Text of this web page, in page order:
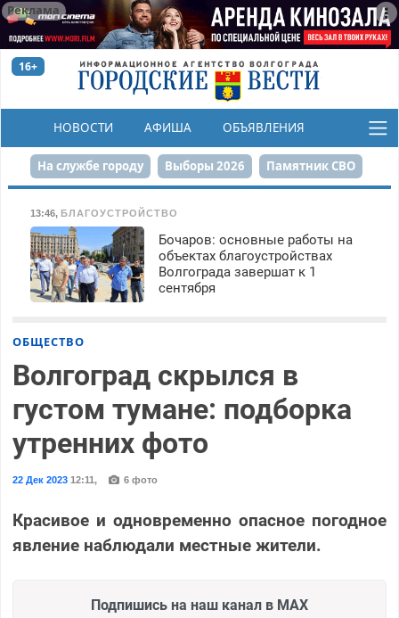
Реклама
16+
НОВОСТИ АФИША ОБЪЯВЛЕНИЯ
КОНКУРСЫ
На службе городу Выборы 2026 Памятник СВО
Сталинград в сердце
Набережная День Победы Реконструкция ЦПКиО
80-летие Победы Парк Героев-летчиков
13:46, БЛАГОУСТРОЙСТВО
Бочаров: основные работы на
объектах благоустройствах
Волгограда завершат к 1
сентября
ОБЩЕСТВО
Волгоград скрылся в
густом тумане: подборка
утренних фото
22 Дек 202312:11, 6 фото
Красивое и одновременно опасное погодное
явление наблюдали местные жители.
Подпишись на наш канал в MAX